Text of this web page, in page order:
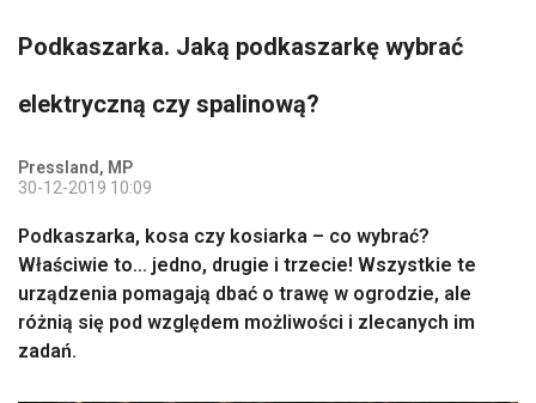
Podkaszarka. Jaką podkaszarkę wybrać
elektryczną czy spalinową?
Pressland, MP
30-12-2019 10:09
Podkaszarka, kosa czy kosiarka – co wybrać?
Właściwie to… jedno, drugie i trzecie! Wszystkie te
urządzenia pomagają dbać o trawę w ogrodzie, ale
różnią się pod względem możliwości i zlecanych im
zadań.